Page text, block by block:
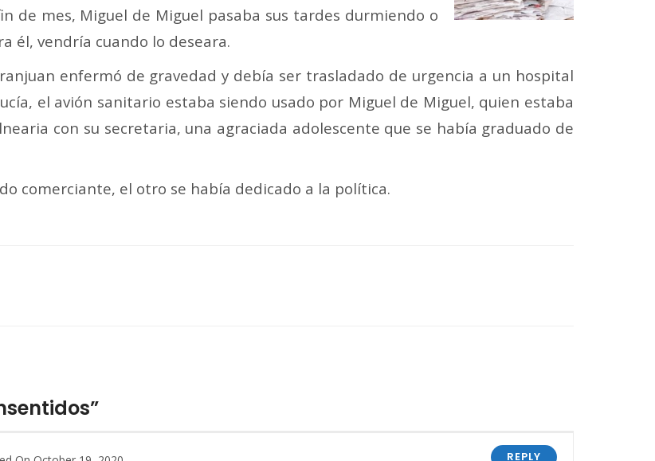
de mes, Miguel de Miguel pasaba sus tardes durmiendo o
él, vendría cuando lo deseara.
enfermó de gravedad y debía ser trasladado de urgencia a un hospital
el avión sanitario estaba siendo usado por Miguel de Miguel, quien estaba
con su secretaria, una agraciada adolescente que se había graduado de
comerciante, el otro se había dedicado a la política.
REPLY